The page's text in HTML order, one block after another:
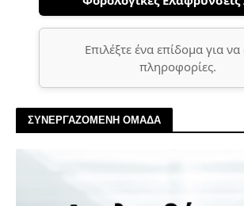
Επιλέξτε ένα επίδομα για να
πληροφορίες.
ΣΥΝΕΡΓΑΖΟΜΕΝΗ ΟΜΑΔΑ